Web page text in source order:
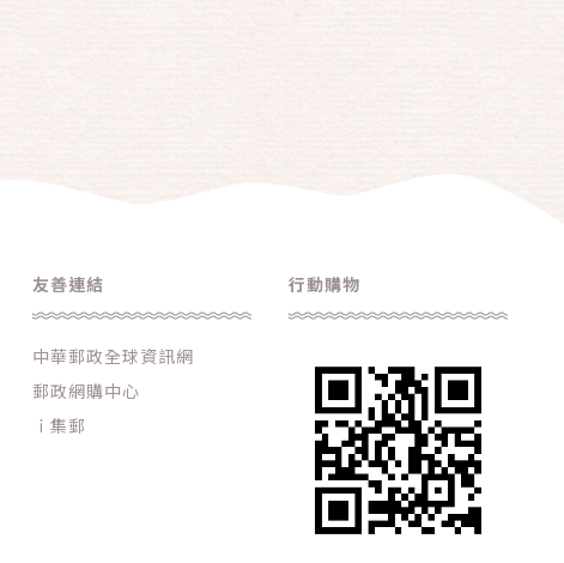
友善連結
中華郵政全球資訊網
郵政網購中心
ｉ集郵
行動購物